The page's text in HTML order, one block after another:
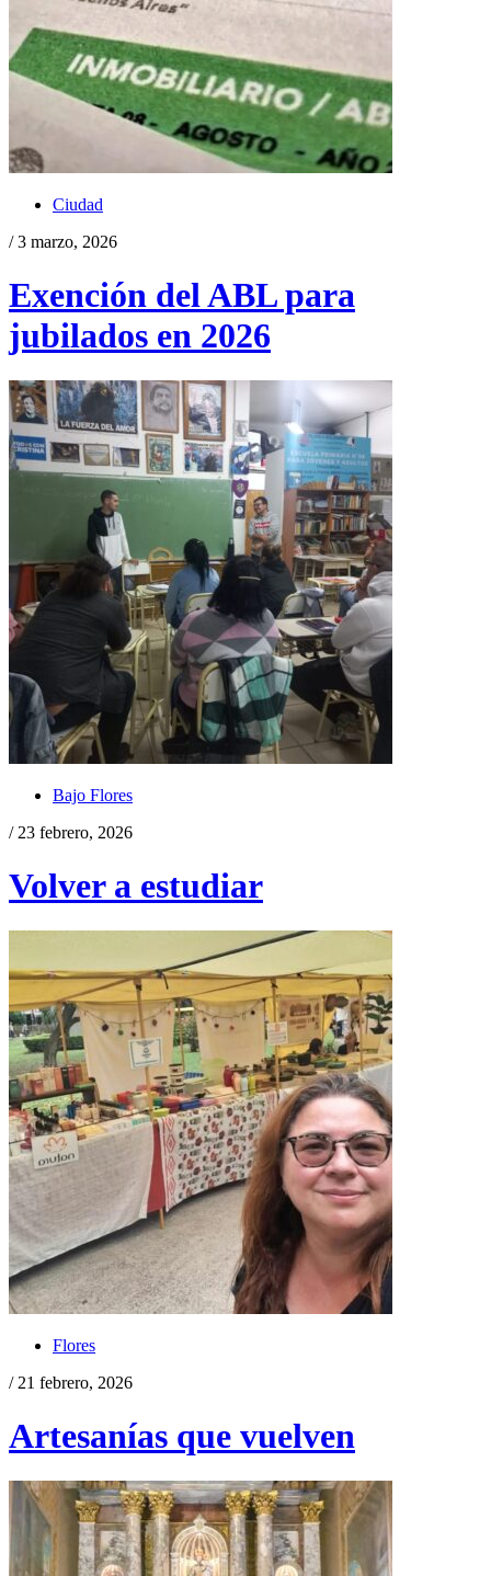
Ciudad
/ 3 marzo, 2026
Exención del ABL para
jubilados en 2026
Bajo Flores
/ 23 febrero, 2026
Volver a estudiar
Flores
/ 21 febrero, 2026
Artesanías que vuelven